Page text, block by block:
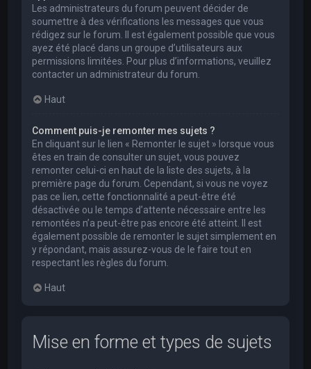
Les administrateurs du forum peuvent décider de
soumettre à des vérifications les messages que vous
rédigez sur le forum. Il est également possible que vous
ayez été placé dans un groupe d’utilisateurs aux
permissions limitées. Pour plus d’informations, veuillez
contacter un administrateur du forum.
Haut
Comment puis-je remonter mes sujets ?
En cliquant sur le lien « Remonter le sujet » lorsque vous
êtes en train de consulter un sujet, vous pouvez
remonter celui-ci en haut de la liste des sujets, à la
première page du forum. Cependant, si vous ne voyez
pas ce lien, cette fonctionnalité a peut-être été
désactivée ou le temps d’attente nécessaire entre les
remontées n’a peut-être pas encore été atteint. Il est
également possible de remonter le sujet simplement en
y répondant, mais assurez-vous de le faire tout en
respectant les règles du forum.
Haut
Mise en forme et types de sujets